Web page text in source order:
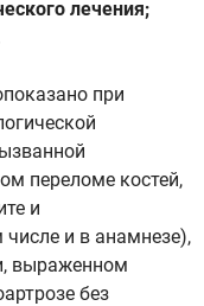
лечения;
при
переломе костей,
и
и в анамнезе),
выраженном
без